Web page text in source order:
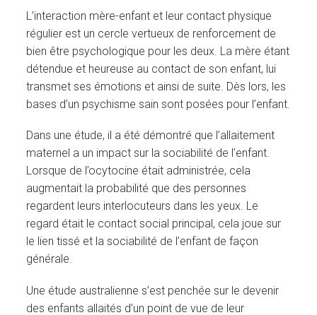
L’interaction mère-enfant et leur contact physique
régulier est un cercle vertueux de renforcement de
bien être psychologique pour les deux. La mère étant
détendue et heureuse au contact de son enfant, lui
transmet ses émotions et ainsi de suite. Dès lors, les
bases d’un psychisme sain sont posées pour l’enfant.
Dans une étude, il a été démontré que l’allaitement
maternel a un impact sur la sociabilité de l’enfant.
Lorsque de l’ocytocine était administrée, cela
augmentait la probabilité que des personnes
regardent leurs interlocuteurs dans les yeux. Le
regard était le contact social principal, cela joue sur
le lien tissé et la sociabilité de l’enfant de façon
générale.
Une étude australienne s’est penchée sur le devenir
des enfants allaités d’un point de vue de leur